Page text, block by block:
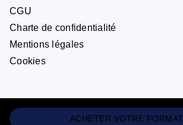
ACHETER VOTRE FORMAT
CGU
Charte de confidentialité
Mentions légales
Cookies